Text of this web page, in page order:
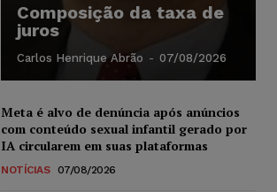
Composição da taxa de
juros
Carlos Henrique Abrão - 07/08/2026
Meta é alvo de denúncia após anúncios
com conteúdo sexual infantil gerado por
IA circularem em suas plataformas
NOTÍCIAS 07/08/2026